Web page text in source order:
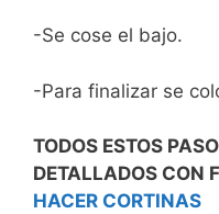
-Se cose el bajo.
-Para finalizar se
TODOS ESTOS
DETALLADOS CON
HACER CORTINAS